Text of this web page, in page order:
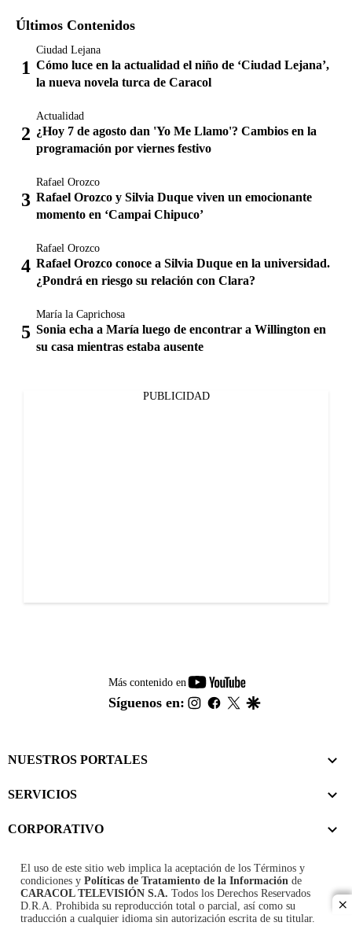
Últimos Contenidos
Ciudad Lejana
Cómo luce en la actualidad el niño de ‘Ciudad Lejana’,
la nueva novela turca de Caracol
Actualidad
¿Hoy 7 de agosto dan 'Yo Me Llamo'? Cambios en la
programación por viernes festivo
Rafael Orozco
Rafael Orozco y Silvia Duque viven un emocionante
momento en ‘Campai Chipuco’
Rafael Orozco
Rafael Orozco conoce a Silvia Duque en la universidad.
¿Pondrá en riesgo su relación con Clara?
María la Caprichosa
Sonia echa a María luego de encontrar a Willington en
su casa mientras estaba ausente
PUBLICIDAD
Más contenido en
youtube-
footer
Síguenos en: instagram
facebook
twitter
NUESTROS PORTALES
SERVICIOS
CORPORATIVO
El uso de este sitio web implica la aceptación de los Términos y
condiciones y Políticas de Tratamiento de la Información de
CARACOL TELEVISIÓN S.A. Todos los Derechos Reservados
D.R.A. Prohibida su reproducción total o parcial, así como su
traducción a cualquier idioma sin autorización escrita de su titular.